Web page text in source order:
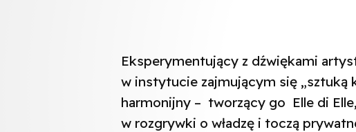
Eksperymentujący z dźwiękami
w instytucie zajmującym się „sztuką
harmonijny – tworzący go Elle di
w rozgrywki o władzę i toczą